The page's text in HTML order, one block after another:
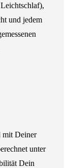
und jedem
mit Deiner
unter
Dein